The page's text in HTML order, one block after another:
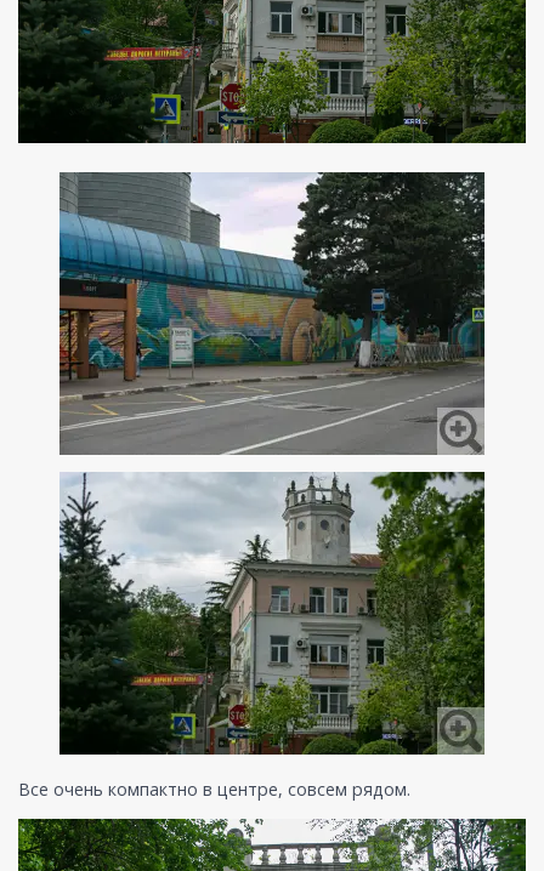
Все очень компактно в центре, совсем рядом.